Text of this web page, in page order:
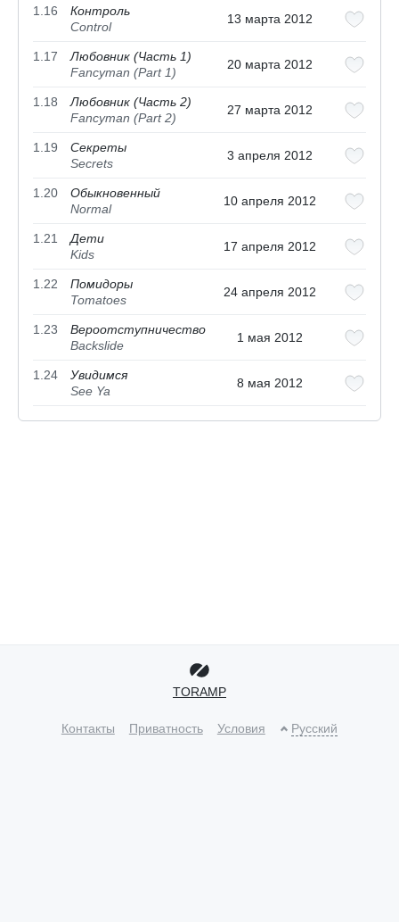
1.16
Контроль
Control
13 марта 2012
1.17
Любовник (Часть 1)
Fancyman (Part 1)
20 марта 2012
1.18
Любовник (Часть 2)
Fancyman (Part 2)
27 марта 2012
1.19
Секреты
Secrets
3 апреля 2012
1.20
Обыкновенный
Normal
10 апреля 2012
1.21
Дети
Kids
17 апреля 2012
1.22
Помидоры
Tomatoes
24 апреля 2012
1.23
Вероотступничество
Backslide
1 мая 2012
1.24
Увидимся
See Ya
8 мая 2012
TORAMP
Контакты Приватность Условия Русский